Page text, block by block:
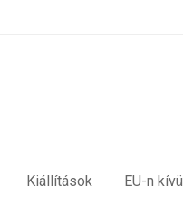
Kiállítások EU-n